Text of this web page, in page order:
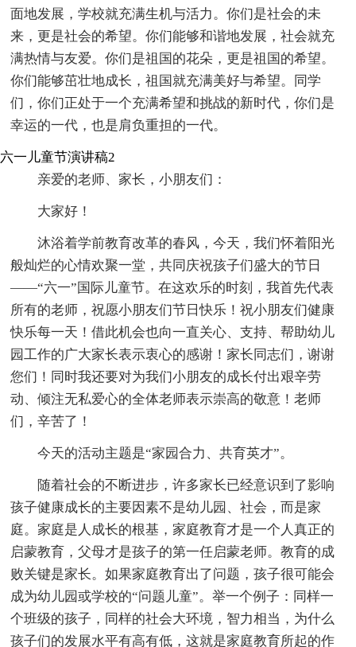
面地发展，学校就充满生机与活力。你们是社会的未
来，更是社会的希望。你们能够和谐地发展，社会就充
满热情与友爱。你们是祖国的花朵，更是祖国的希望。
你们能够茁壮地成长，祖国就充满美好与希望。同学
们，你们正处于一个充满希望和挑战的新时代，你们是
幸运的一代，也是肩负重担的一代。
六一儿童节演讲稿2
亲爱的老师、家长，小朋友们：
大家好！
沐浴着学前教育改革的春风，今天，我们怀着阳光
般灿烂的心情欢聚一堂，共同庆祝孩子们盛大的节日
——“六一”国际儿童节。在这欢乐的时刻，我首先代表
所有的老师，祝愿小朋友们节日快乐！祝小朋友们健康
快乐每一天！借此机会也向一直关心、支持、帮助幼儿
园工作的广大家长表示衷心的感谢！家长同志们，谢谢
您们！同时我还要对为我们小朋友的成长付出艰辛劳
动、倾注无私爱心的全体老师表示崇高的敬意！老师
们，辛苦了！
今天的活动主题是“家园合力、共育英才”。
随着社会的不断进步，许多家长已经意识到了影响
孩子健康成长的主要因素不是幼儿园、社会，而是家
庭。家庭是人成长的根基，家庭教育才是一个人真正的
启蒙教育，父母才是孩子的第一任启蒙老师。教育的成
败关键是家长。如果家庭教育出了问题，孩子很可能会
成为幼儿园或学校的“问题儿童”。举一个例子：同样一
个班级的孩子，同样的社会大环境，智力相当，为什么
孩子们的发展水平有高有低，这就是家庭教育所起的作